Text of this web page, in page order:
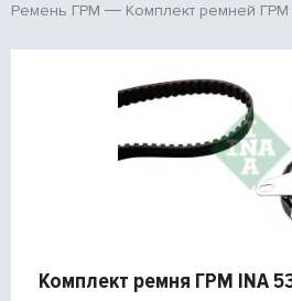
Ремень ГРМ
Комплект ремней ГРМ
Комплект ремня ГРМ INA